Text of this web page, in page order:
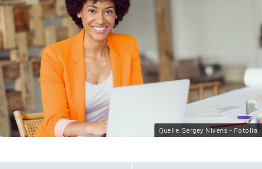
Sozialdienste & Zuweisende
Suche
Leichte Sprache
Gebärdensprache
Quelle:Sergey Nivens - Fotolia